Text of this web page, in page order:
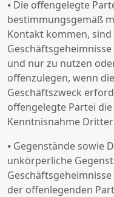
⦁ Die offengelegte
bestimmungsgemäß
Kontakt kommen,
und nur zu nutzen
offenzulegen, wenn
Geschäftszweck
offengelegte Partei
Kenntnisnahme
⦁ Gegenstände sowie
unkörperliche
der offenlegenden